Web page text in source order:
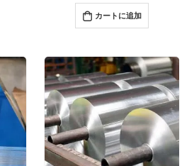
カートに追加